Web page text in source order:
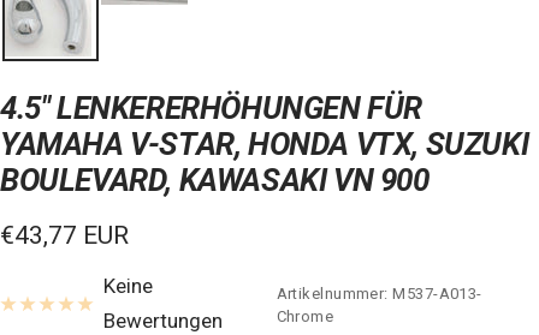
4.5" LENKERERHÖHUNGEN FÜR
YAMAHA V-STAR, HONDA VTX, SUZUKI
BOULEVARD, KAWASAKI VN 900
Verkaufspreis
€43,77 EUR
Keine
Bewertungen
Artikelnummer:M537-A013-
Chrome